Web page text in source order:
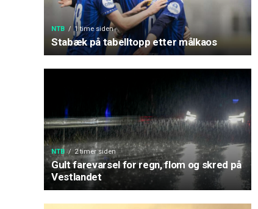
NTB 1 time siden
Stabæk på tabelltopp etter målkaos
NTB 2 timer siden
Gult farevarsel for regn, flom og skred på
Vestlandet